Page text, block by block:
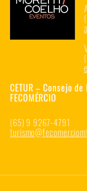
CETUR – Consejo
FECOMÉRCIO
(65) 9 9267-4791